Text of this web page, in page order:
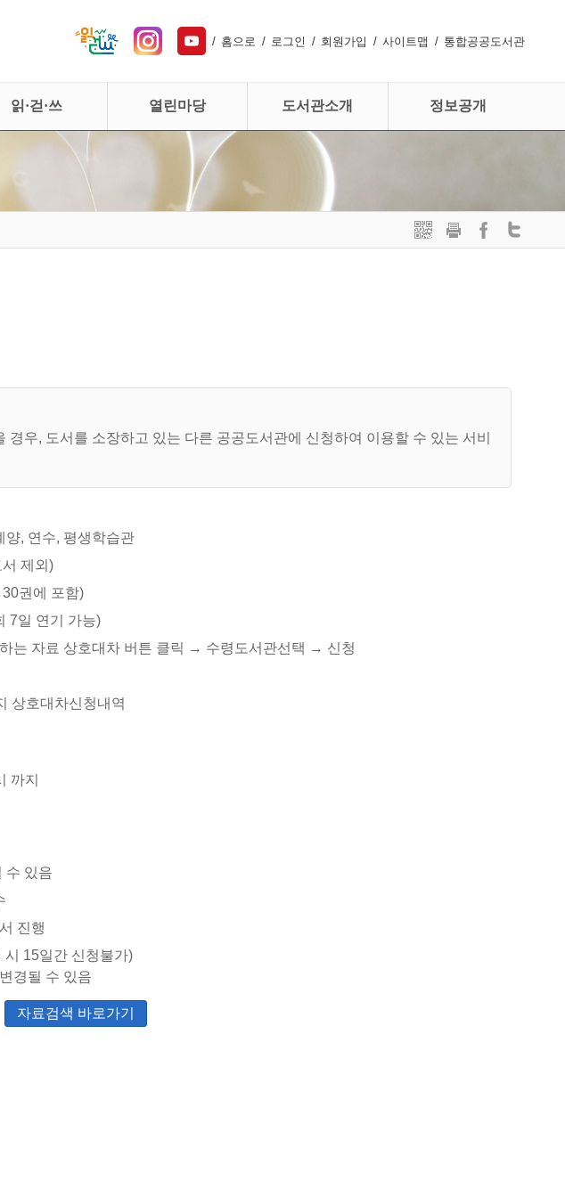
홈으로 로그인 회원가입 사이트맵 통합공공도서관
읽·걷·쓰 열린마당 도서관소개 정보공개
우, 도서를 소장하고 있는 다른 공공도서관에 신청하여 이용할 수 있는 서비
양, 연수, 평생학습관
제외)
권에 포함)
7일 연기 가능)
는 자료 상호대차 버튼 클릭 → 수령도서관선택 → 신청
상호대차신청내역
까지
수 있음
진행
시 15일간 신청불가)
경될 수 있음
자료검색 바로가기